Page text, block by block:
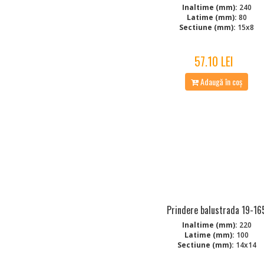
Inaltime (mm): 240
Latime (mm): 80
Sectiune (mm): 15x8
57.10 LEI
Adaugă în coș
Prindere balustrada 19-
Inaltime (mm): 220
Latime (mm): 100
Sectiune (mm): 14x14